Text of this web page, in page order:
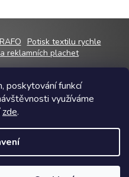
poskytování funkcí
využíváme
zde.
Potisk textilu rychle
reklamních plachet
práva vyhrazena.
implementoval
.